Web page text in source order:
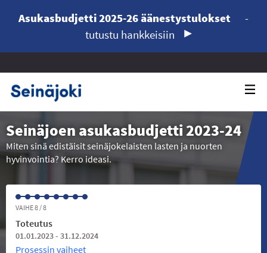
Asukasbudjetti 2025-26 äänestystulokset
-
tutustu hankkeisiin
Seinäjoen asukasbudjetti 2023-24
Miten sinä edistäisit seinäjokelaisten lasten ja nuorten
hyvinvointia? Kerro ideasi.
VAIHE 8 / 8
Toteutus
01.01.2023 - 31.12.2024
Prosessin vaiheet